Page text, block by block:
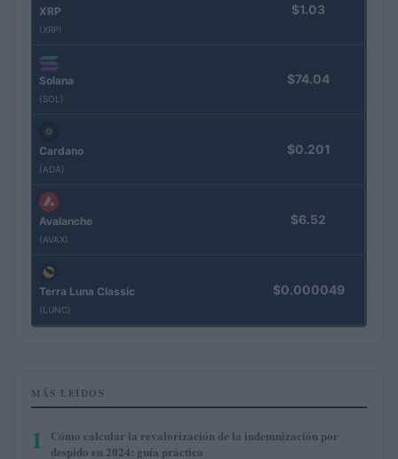
XRP
(XRP)
$1.03
Solana
(SOL)
$74.04
Cardano
(ADA)
$0.201
Avalanche
(AVAX)
$6.52
Terra Luna Classic
(LUNC)
$0.000049
MÁS LEÍDOS
1
Cómo calcular la revalorización de la indemnización por
despido en 2024: guía práctica